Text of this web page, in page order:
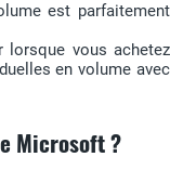
est parfaitement
lorsque vous achetez
en volume avec
Microsoft ?